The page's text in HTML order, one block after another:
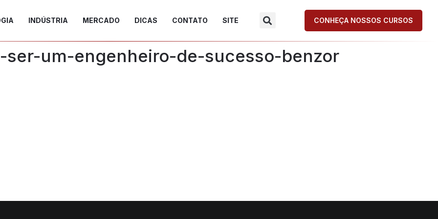
INDÚSTRIA MERCADO DICAS CONTATO SITE CONHEÇA NOSSOS CURSOS
um-engenheiro-de-sucesso-benzor